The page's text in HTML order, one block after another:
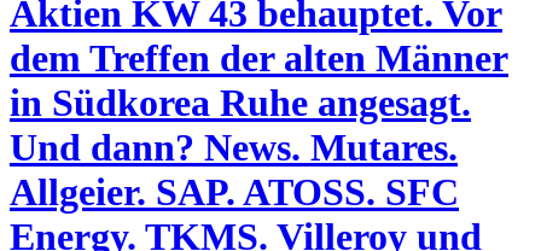
Aktien KW 43 behauptet. Vor
dem Treffen der alten Männer
in Südkorea Ruhe angesagt.
Und dann? News. Mutares.
Allgeier. SAP. ATOSS. SFC
Energy. TKMS. Villeroy und